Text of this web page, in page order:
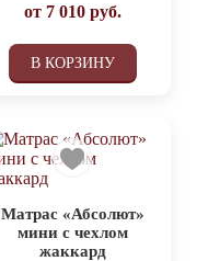
от 7 010руб.
В КОРЗИНУ
Матрас «Абсолют»
мини с чехлом
жаккард